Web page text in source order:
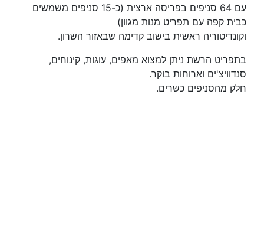
עם 64 סניפים בפריסה ארצית (כ-15 סניפים משמשים
כבית קפה עם תפריט מנות מגוון)
וקונדיטוריה ראשית בישוב קדימה שבאזור השרון.
בתפריט הרשת ניתן למצוא מאפים, עוגות, קינוחים,
סנדוויצ'ים וארוחות בוקר.
חלק מהסניפים כשרים.